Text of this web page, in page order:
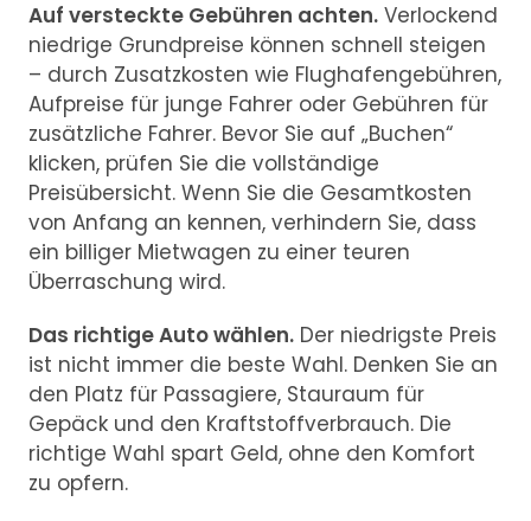
Auf versteckte Gebühren achten. Verlockend
niedrige Grundpreise können schnell steigen
– durch Zusatzkosten wie Flughafengebühren,
Aufpreise für junge Fahrer oder Gebühren für
zusätzliche Fahrer. Bevor Sie auf „Buchen“
klicken, prüfen Sie die vollständige
Preisübersicht. Wenn Sie die Gesamtkosten
von Anfang an kennen, verhindern Sie, dass
ein billiger Mietwagen zu einer teuren
Überraschung wird.
Das richtige Auto wählen. Der niedrigste Preis
ist nicht immer die beste Wahl. Denken Sie an
den Platz für Passagiere, Stauraum für
Gepäck und den Kraftstoffverbrauch. Die
richtige Wahl spart Geld, ohne den Komfort
zu opfern.